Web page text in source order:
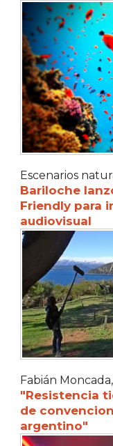
Escenarios
Bariloche
Friendly para
audiovisual
Fabián
"Resistencia
de
argentino"